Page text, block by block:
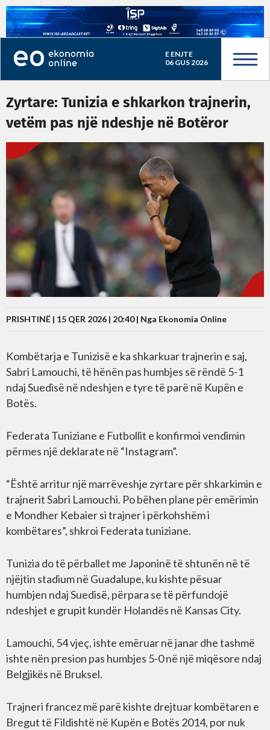
E ENJTE
06 GUS 2026
Zyrtare: Tunizia e shkarkon trajnerin,
vetëm pas një ndeshje në Botëror
PRISHTINË | 15 QER 2026 | 20:40 | Nga Ekonomia Online
Kombëtarja e Tunizisë e ka shkarkuar trajnerin e saj,
Sabri Lamouchi, të hënën pas humbjes së rëndë 5-1
ndaj Suedisë në ndeshjen e tyre të parë në Kupën e
Botës.
Federata Tuniziane e Futbollit e konfirmoi vendimin
përmes një deklarate në “Instagram”.
“Është arritur një marrëveshje zyrtare për shkarkimin e
trajnerit Sabri Lamouchi. Po bëhen plane për emërimin
e Mondher Kebaier si trajner i përkohshëm i
kombëtares”, shkroi Federata tuniziane.
Tunizia do të përballet me Japoninë të shtunën në të
njëjtin stadium në Guadalupe, ku kishte pësuar
humbjen ndaj Suedisë, përpara se të përfundojë
ndeshjet e grupit kundër Holandës në Kansas City.
Lamouchi, 54 vjeç, ishte emëruar në janar dhe tashmë
ishte nën presion pas humbjes 5-0 në një miqësore ndaj
Belgjikës në Bruksel.
Trajneri francez më parë kishte drejtuar kombëtaren e
Bregut të Fildishtë në Kupën e Botës 2014, por nuk